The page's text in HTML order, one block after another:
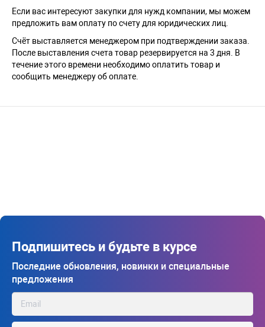
Если вас интересуют закупки для нужд компании, мы можем
предложить вам оплату по счету для юридических лиц.
Счёт выставляется менеджером при подтверждении заказа.
После выставления счета товар резервируется на 3 дня. В
течение этого времени необходимо оплатить товар и
сообщить менеджеру об оплате.
Подпишитесь и будьте в курсе
Последние обновления, новинки и специальные
предложения